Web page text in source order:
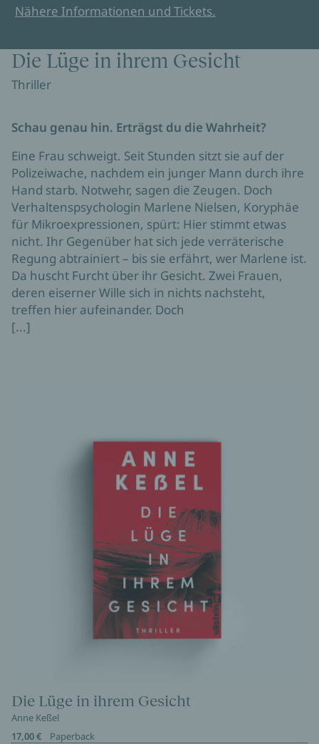
Nähere Informationen und Tickets.
Die Lüge in ihrem Gesicht
Thriller
Schau genau hin. Erträgst du die Wahrheit?
Eine Frau schweigt. Seit Stunden sitzt sie auf der
Polizeiwache, nachdem ein junger Mann durch ihre
Hand starb. Notwehr, sagen die Zeugen. Doch
Verhaltenspsychologin Marlene Nielsen, Koryphäe
für Mikroexpressionen, spürt: Hier stimmt etwas
nicht. Ihr Gegenüber hat sich jede verräterische
Regung abtrainiert – bis sie erfährt, wer Marlene ist.
Da huscht Furcht über ihr Gesicht. Zwei Frauen,
deren eiserner Wille sich in nichts nachsteht,
treffen hier aufeinander. Doch
[...]
Die Lüge in ihrem Gesicht
Anne Keßel
17,00 €
Paperback